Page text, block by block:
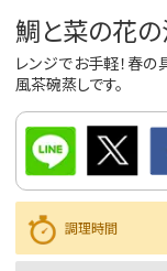
鯛と菜の花
レンジでお手軽！春
風茶碗蒸しです。
調理時間